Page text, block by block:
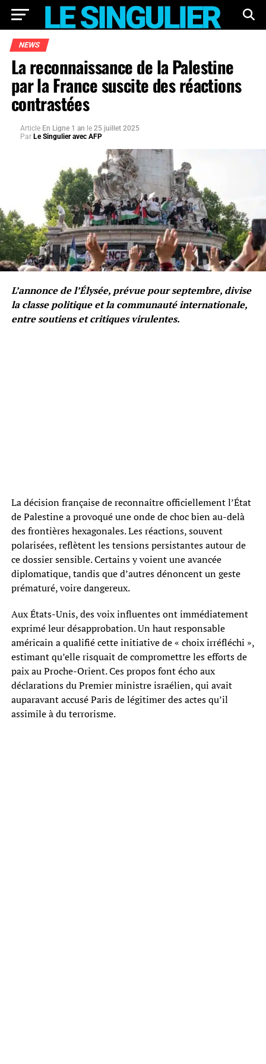
NEWS
La reconnaissance de la Palestine
par la France suscite des réactions
contrastées
Article En Ligne 1 an le 25 juillet 2025
Par Le Singulier avec AFP
L’annonce de l’Élysée, prévue pour septembre, divise
la classe politique et la communauté internationale,
entre soutiens et critiques virulentes.
La décision française de reconnaître officiellement l’État
de Palestine a provoqué une onde de choc bien au-delà
des frontières hexagonales. Les réactions, souvent
polarisées, reflètent les tensions persistantes autour de
ce dossier sensible. Certains y voient une avancée
diplomatique, tandis que d’autres dénoncent un geste
prématuré, voire dangereux.
Aux États-Unis, des voix influentes ont immédiatement
exprimé leur désapprobation. Un haut responsable
américain a qualifié cette initiative de « choix irréfléchi »,
estimant qu’elle risquait de compromettre les efforts de
paix au Proche-Orient. Ces propos font écho aux
déclarations du Premier ministre israélien, qui avait
auparavant accusé Paris de légitimer des actes qu’il
assimile à du terrorisme.